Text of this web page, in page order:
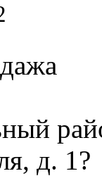
д. 1?